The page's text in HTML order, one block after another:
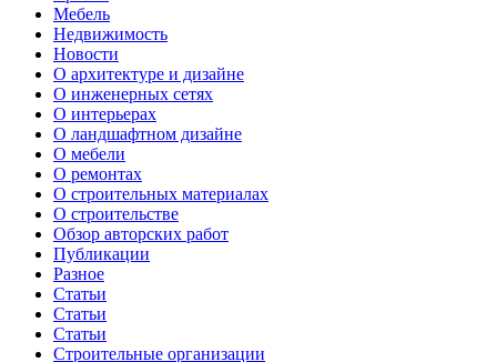
Мебель
Недвижимость
Новости
О архитектуре и дизайне
О инженерных сетях
О интерьерах
О ландшафтном дизайне
О мебели
О ремонтах
О строительных материалах
О строительстве
Обзор авторских работ
Публикации
Разное
Статьи
Статьи
Статьи
Строительные организации